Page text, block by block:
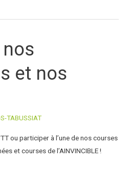
et nos
TABUSSIAT
ou participer à l’une de nos courses
et courses de l’AINVINCIBLE !